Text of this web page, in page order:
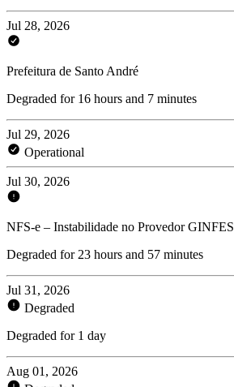
Jul 28, 2026
Prefeitura de Santo André
Degraded for 16 hours and 7 minutes
Jul 29, 2026
Operational
Jul 30, 2026
NFS-e – Instabilidade no Provedor GINFES
Degraded for 23 hours and 57 minutes
Jul 31, 2026
Degraded
Degraded for 1 day
Aug 01, 2026